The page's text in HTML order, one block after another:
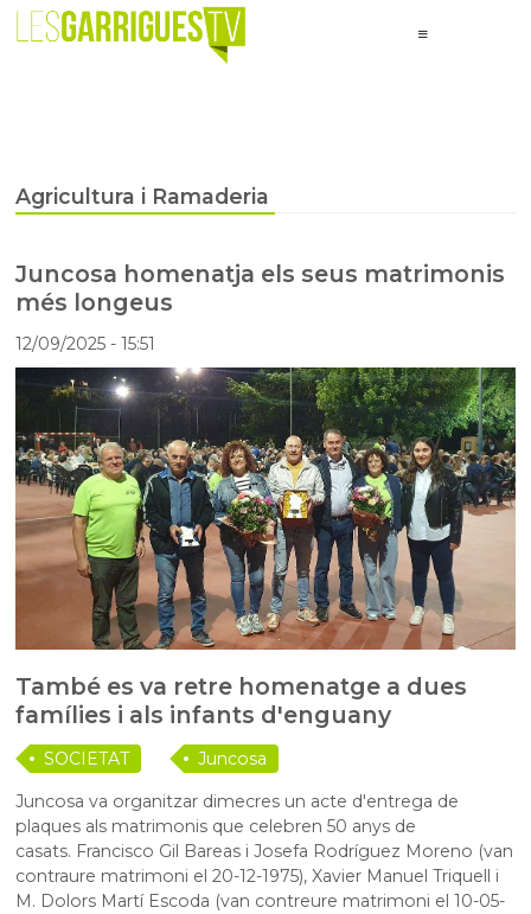
Agricultura i Ramaderia
Juncosa homenatja els seus matrimonis
més longeus
12/09/2025- 15:51
També es va retre homenatge a dues
famílies i als infants d'enguany
SOCIETAT
Juncosa
Juncosa va organitzar dimecres un acte d'entrega de
plaques als matrimonis que celebren 50 anys de
casats. Francisco Gil Bareas i Josefa Rodríguez Moreno (van
contraure matrimoni el 20-12-1975), Xavier Manuel Triquell i
M. Dolors Martí Escoda (van contreure matrimoni el 10-05-